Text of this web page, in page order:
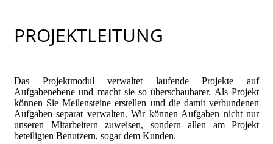
PROJEKTLEITUNG
Das Projektmodul verwaltet laufende Projekte auf
Aufgabenebene und macht sie so überschaubarer. Als Projekt
können Sie Meilensteine erstellen und die damit verbundenen
Aufgaben separat verwalten. Wir können Aufgaben nicht nur
unseren Mitarbeitern zuweisen, sondern allen am Projekt
beteiligten Benutzern, sogar dem Kunden.